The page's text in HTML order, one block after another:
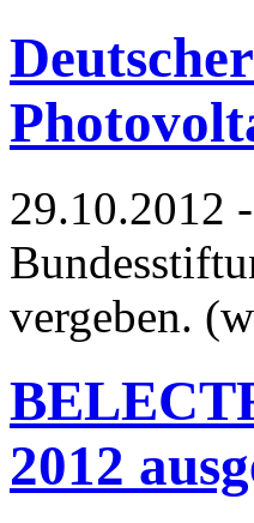
29.10.2012
vergeben.
2012